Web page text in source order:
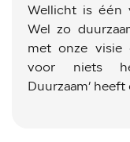
Wellicht is één
Wel zo
met onze visie
voor niets het
Duurzaam’